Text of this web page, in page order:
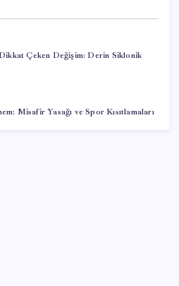
Çeken Değişim: Derin Siklonik
Misafir Yasağı ve Spor Kısıtlamaları